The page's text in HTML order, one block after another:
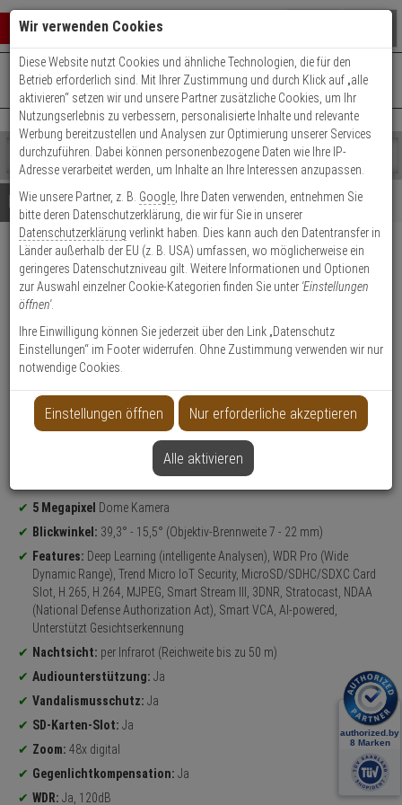
Warenkorb schließen
0 ARTIKEL IM WARENKORB
Ihr Warenkorb ist momentan leer.
Ergebnisse ()
Fertig
Shop
durchsuchen
Bitte
geben
Sie
mindestens
Zeichen
ein,
um
Suche
Es
wurde
noch
Kategorien
Suche
gestartet
+49 (0)821 899 493-0Mo. - Do.: 8:00 - 16:30 | Fr.: 8:00 - 14:00 Uhr
Kontaktservice nutzen
Details Beratung
VIVOTEK FD9387-FR-V3(7-
22MM) IP-Kamera 5MPx T/N IR
Produktmerkmale
Produktinformationen
5 Megapixel Dome Kamera
Blickwinkel: 39,3° - 15,5° (Objektiv-Brennweite 7 - 22 mm)
Features: Deep Learning (intelligente Analysen), WDR Pro (Wide
Dynamic Range), Trend Micro IoT Security, MicroSD/SDHC/SDXC Card
Slot, H.265, H.264, MJPEG, Smart Stream III, 3DNR, Stratocast, NDAA
(National Defense Authorization Act), Smart VCA, AI-powered,
Unterstützt Gesichtserkennung
Nachtsicht: per Infrarot (Reichweite bis zu 50 m)
Audiounterstützung: Ja
Vandalismusschutz: Ja
SD-Karten-Slot: Ja
Zoom: 48x digital
Gegenlichtkompensation: Ja
WDR: Ja, 120dB
Wir verwenden Cookies
Diese Website nutzt Cookies und ähnliche Technologien, die für den
Betrieb erforderlich sind. Mit Ihrer Zustimmung und durch Klick auf „alle
aktivieren“ setzen wir und unsere Partner zusätzliche Cookies, um Ihr
Nutzungserlebnis zu verbessern, personalisierte Inhalte und relevante
Werbung bereitzustellen und Analysen zur Optimierung unserer Services
durchzuführen. Dabei können personenbezogene Daten wie Ihre IP-
Adresse verarbeitet werden, um Inhalte an Ihre Interessen anzupassen.
Wie unsere Partner, z. B. Google , Ihre Daten verwenden, entnehmen Sie
bitte deren Datenschutzerklärung, die wir für Sie in unserer
Datenschutzerklärung verlinkt haben. Dies kann auch den Datentransfer in
Länder außerhalb der EU (z. B. USA) umfassen, wo möglicherweise ein
geringeres Datenschutzniveau gilt. Weitere Informationen und Optionen
zur Auswahl einzelner Cookie-Kategorien finden Sie unter 'Einstellungen
öffnen'.
Ihre Einwilligung können Sie jederzeit über den Link „Datenschutz
Einstellungen“ im Footer widerrufen. Ohne Zustimmung verwenden wir nur
notwendige Cookies.
Einstellungen öffnen Nur erforderliche akzeptieren
Alle aktivieren